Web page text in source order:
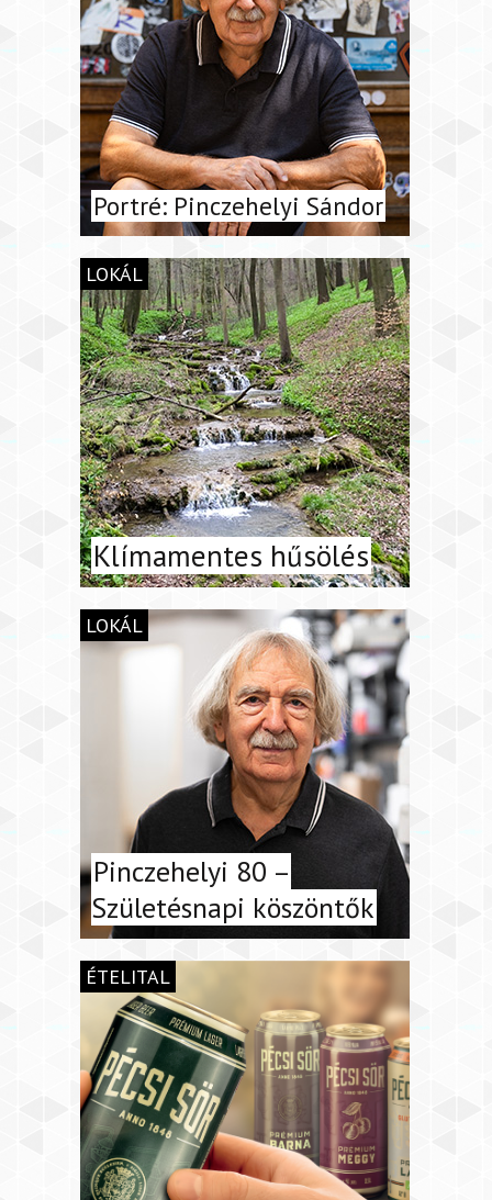
Portré: Pinczehelyi Sándor
LOKÁL
Klímamentes hűsölés
LOKÁL
Pinczehelyi 80 –
Születésnapi köszöntők
ÉTELITAL